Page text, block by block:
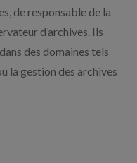
de responsable de la
d’archives. Ils
des domaines tels
la gestion des archives